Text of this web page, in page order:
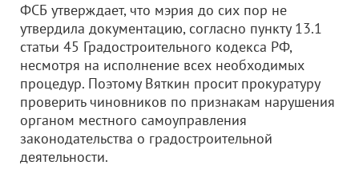
ФСБ утверждает, что мэрия до сих пор не
утвердила документацию, согласно пункту 13.1
статьи 45 Градостроительного кодекса РФ,
несмотря на исполнение всех необходимых
процедур. Поэтому Вяткин просит прокуратуру
проверить чиновников по признакам нарушения
органом местного самоуправления
законодательства о градостроительной
деятельности.